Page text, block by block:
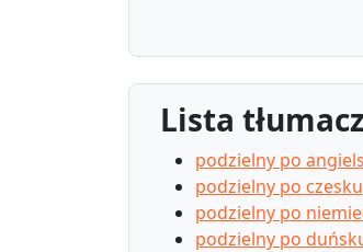
Lista
podzielny po
podzielny po czesku
podzielny po
podzielny po